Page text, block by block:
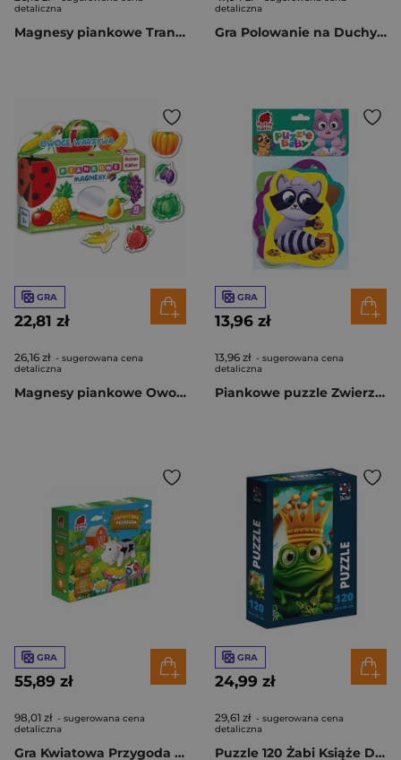
detaliczna
Magnesy piankowe Transport
detaliczna
Gra Polowanie na Duchy RK1020-06
GRA
22,81 zł
26,16 zł - sugerowana cena
detaliczna
Magnesy piankowe Owoce warzywa RK3020-04
GRA
13,96 zł
13,96 zł - sugerowana cena
detaliczna
Piankowe puzzle Zwierzęta domowe RK6010-05
GRA
55,89 zł
98,01 zł - sugerowana cena
detaliczna
Gra Kwiatowa Przygoda RK1160-01
GRA
24,99 zł
29,61 zł - sugerowana cena
detaliczna
Puzzle 120 Żabi Książe DT100-12